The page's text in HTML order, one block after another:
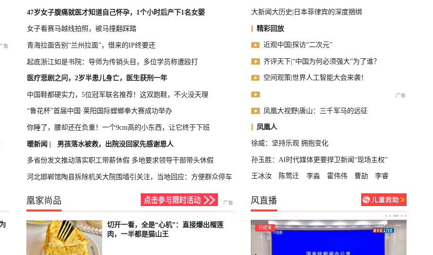
47岁女子腹痛就医才知道自己怀孕，1个小时后产下1名女婴
女子看赛马越线拍照，被马撞翻踩踏
青海拉面告别“兰州拉面”，借来的IP终要还
起底浙江如是书院：导师为传销头目，多位学员称遭殴打
医疗悲剧之问，2岁半患儿身亡，医生获刑一年
中国鞋都硬实力，5位冠军联名推荐！这双跑鞋，不火没天理
“鲁花杯”首届中国·莱阳国际螳螂拳大赛成功举办
你睡了，腰却还在负重！一个9cm高的小东西，让它终于下班
暖新闻 | 男孩落水被救，出院没回家先感谢恩人
多省份发文推动落实职工带薪休假 多地要求领导干部带头休假
河北邯郸馆陶县拆除机关大院围墙引关注，当地回应：方便群众停车
大新闻大历史|日本菲律宾的深度捆绑
精彩回放
近观中国|探访“二次元”
齐评天下|“中国为何必须强大”为了谁？
空间观策|世界人工智能大会来袭！
凤凰大视野|唐山：三千军马的远征
凤凰人
徐威：坚持乐观 拥抱变化
孙玉胜：AI时代媒体更要捍卫新闻“现场主权”
王冰汝 陈莺迁 李淼 霍伟伟 曹劼 李睿
凰家尚品
切开一看，全是“心机”：直接爆出榴莲
肉，一半都是猫山王
风直播
已结束 已结束